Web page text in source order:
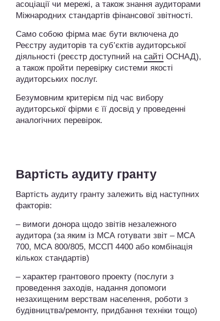
асоціації чи мережі, а також знання аудиторами
Міжнародних стандартів фінансової звітності.
Само собою фірма має бути включена до
Реєстру аудиторів та суб’єктів аудиторської
діяльності (реєстр доступний на сайті ОСНАД),
а також пройти перевірку системи якості
аудиторських послуг.
Безумовним критерієм під час вибору
аудиторської фірми є її досвід у проведенні
аналогічних перевірок.
Вартість аудиту гранту
Вартість аудиту гранту залежить від наступних
факторів:
– вимоги донора щодо звітів незалежного
аудитора (за яким із МСА готувати звіт – МСА
700, МСА 800/805, МССП 4400 або комбінація
кількох стандартів)
– характер грантового проекту (послуги з
проведення заходів, надання допомоги
незахищеним верствам населення, роботи з
будівництва/ремонту, придбання техніки тощо)